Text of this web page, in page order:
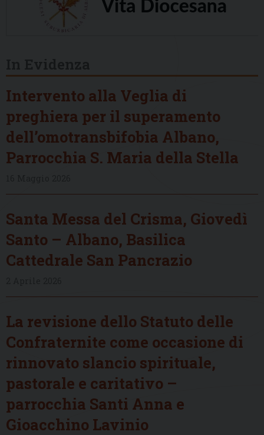
Intervento alla Veglia di
preghiera per il superamento
dell’omotransbifobia Albano,
Parrocchia S. Maria della Stella
Santa Messa del Crisma, Giovedì
Santo – Albano, Basilica
Cattedrale San Pancrazio
La revisione dello Statuto delle
Confraternite come occasione di
rinnovato slancio spirituale,
pastorale e caritativo –
parrocchia Santi Anna e
Gioacchino Lavinio